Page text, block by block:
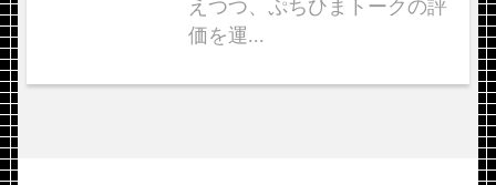
えつつ、ぷちひまトークの評
価を運...